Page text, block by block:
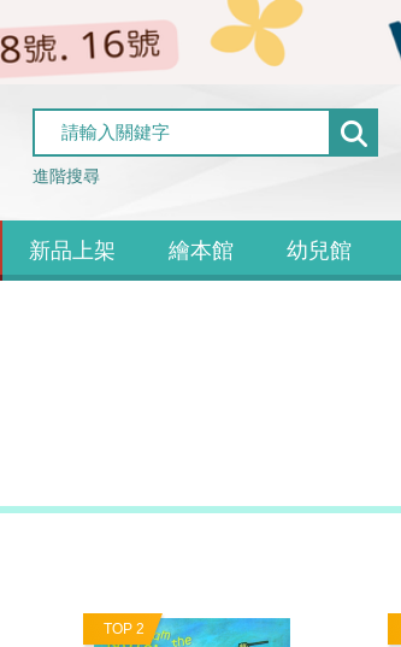
進階搜尋
新品上架 繪本館 幼兒館
TOP 2